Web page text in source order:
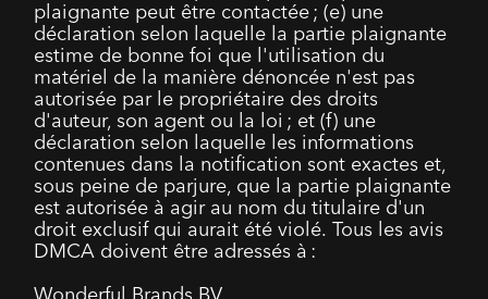
plaignante peut être contactée ; (e) une
déclaration selon laquelle la partie plaignante
estime de bonne foi que l'utilisation du
matériel de la manière dénoncée n'est pas
autorisée par le propriétaire des droits
d'auteur, son agent ou la loi ; et (f) une
déclaration selon laquelle les informations
contenues dans la notification sont exactes et,
sous peine de parjure, que la partie plaignante
est autorisée à agir au nom du titulaire d'un
droit exclusif qui aurait été violé. Tous les avis
DMCA doivent être adressés à :